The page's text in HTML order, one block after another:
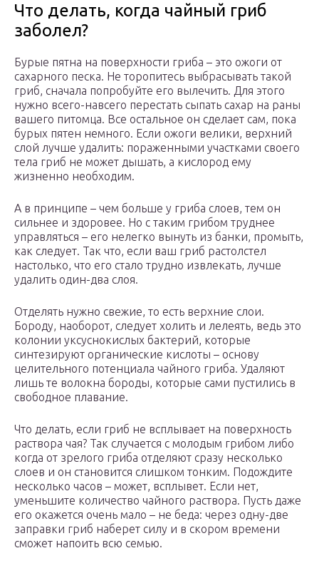
Что делать, когда чайный гриб
заболел?
Бурые пятна на поверхности гриба – это ожоги от
сахарного песка. Не торопитесь выбрасывать такой
гриб, сначала попробуйте его вылечить. Для этого
нужно всего-навсего перестать сыпать сахар на раны
вашего питомца. Все остальное он сделает сам, пока
бурых пятен немного. Если ожоги велики, верхний
слой лучше удалить: пораженными участками своего
тела гриб не может дышать, а кислород ему
жизненно необходим.
А в принципе – чем больше у гриба слоев, тем он
сильнее и здоровее. Но с таким грибом труднее
управляться – его нелегко вынуть из банки, промыть,
как следует. Так что, если ваш гриб растолстел
настолько, что его стало трудно извлекать, лучше
удалить один-два слоя.
Отделять нужно свежие, то есть верхние слои.
Бороду, наоборот, следует холить и лелеять, ведь это
колонии уксуснокислых бактерий, которые
синтезируют органические кислоты – основу
целительного потенциала чайного гриба. Удаляют
лишь те волокна бороды, которые сами пустились в
свободное плавание.
Что делать, если гриб не всплывает на поверхность
раствора чая? Так случается с молодым грибом либо
когда от зрелого гриба отделяют сразу несколько
слоев и он становится слишком тонким. Подождите
несколько часов – может, всплывет. Если нет,
уменьшите количество чайного раствора. Пусть даже
его окажется очень мало – не беда: через одну-две
заправки гриб наберет силу и в скором времени
сможет напоить всю семью.